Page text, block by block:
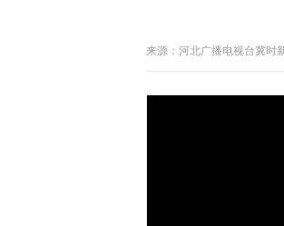
来源： 河北广播电视台冀时